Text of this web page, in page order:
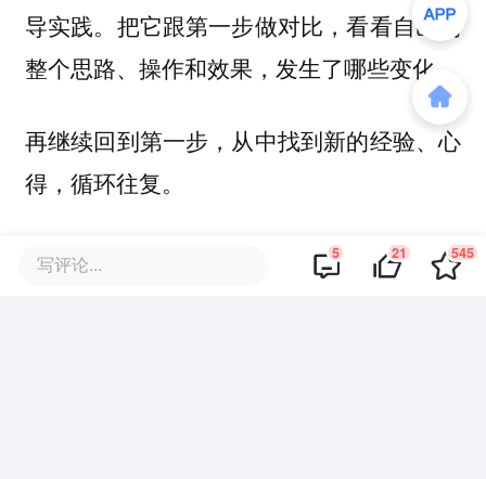
导实践。把它跟第一步做对比，看看自己的
整个思路、操作和效果，发生了哪些变化。
再继续回到第一步，从中找到新的经验、心
得，循环往复。
以上，就是通过体验和实践，总结、提炼出
写评论... 5 21 545